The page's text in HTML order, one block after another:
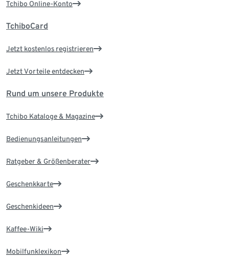
Tchibo Online-Konto
TchiboCard
Jetzt kostenlos registrieren
Jetzt Vorteile entdecken
Rund um unsere Produkte
Tchibo Kataloge & Magazine
Bedienungsanleitungen
Ratgeber & Größenberater
Geschenkkarte
Geschenkideen
Kaffee-Wiki
Mobilfunklexikon